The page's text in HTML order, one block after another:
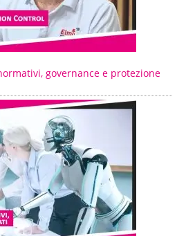
governance e protezione